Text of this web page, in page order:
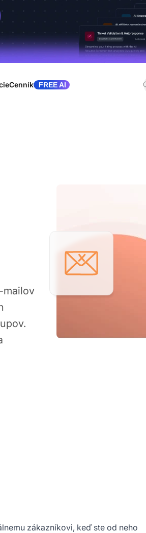
Cenník FREE AI
mailov
zákazníkovi, keď ste od neho